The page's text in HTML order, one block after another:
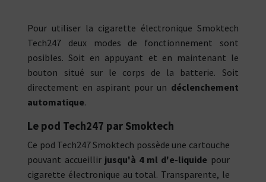
Pour utiliser la cigarette électronique Smoktech
Tech247 deux modes de fonctionnement sont
posibles. Soit en appuyant et en maintenant le
bouton situé sur le corps de la batterie. Soit
directement en aspirant pour un déclenchement
automatique.
Le pod Tech247 par Smoktech
Ce pod Tech247 Smoktech possède une cartouche
pouvant accueillir jusqu'à 4 ml d'e-liquide pour
cigarette électronique au total. Transparente, le